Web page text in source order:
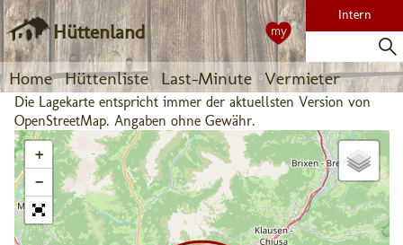
Hüttenland
Home Hüttenliste Last-Minute Vermieter
Intern
my
Die Lagekarte entspricht immer der aktuellsten Version von
OpenStreetMap. Angaben ohne Gewähr.
+
−